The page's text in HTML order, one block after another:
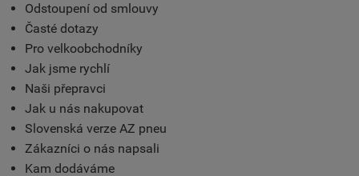
Odstoupení od smlouvy
Časté dotazy
Pro velkoobchodníky
Jak jsme rychlí
Naši přepravci
Jak u nás nakupovat
Slovenská verze AZ pneu
Zákazníci o nás napsali
Kam dodáváme